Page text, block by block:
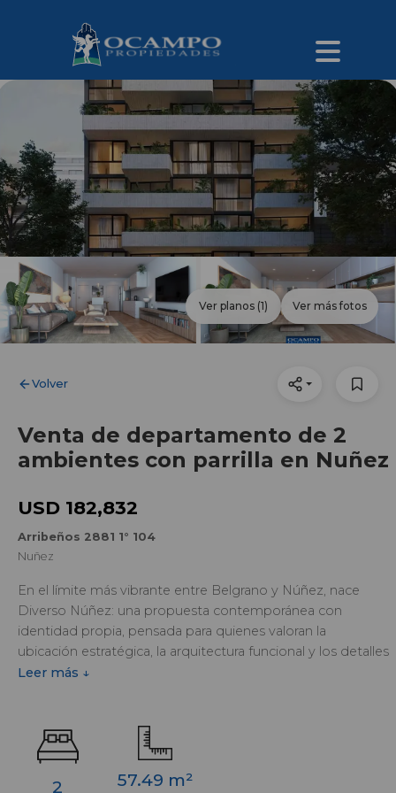
Volver
Venta de departamento de 2
ambientes con parrilla en Nuñez
Ver planos (1) Ver más fotos
USD 182,832
Arribeños 2881 1° 104
Nuñez
En el límite más vibrante entre Belgrano y Núñez, nace
Diverso Núñez: una propuesta contemporánea con
identidad propia, pensada para quienes valoran la
ubicación estratégica, la arquitectura funcional y los detalles
que hacen la diferencia.
cocina, living comedor, dormitorio y baño.
Amenities y confort: Vistas abiertas. Espacios para disfrutar.
Servicios para tu estilo de vida.
Leer más ↓
2 57.49 m²